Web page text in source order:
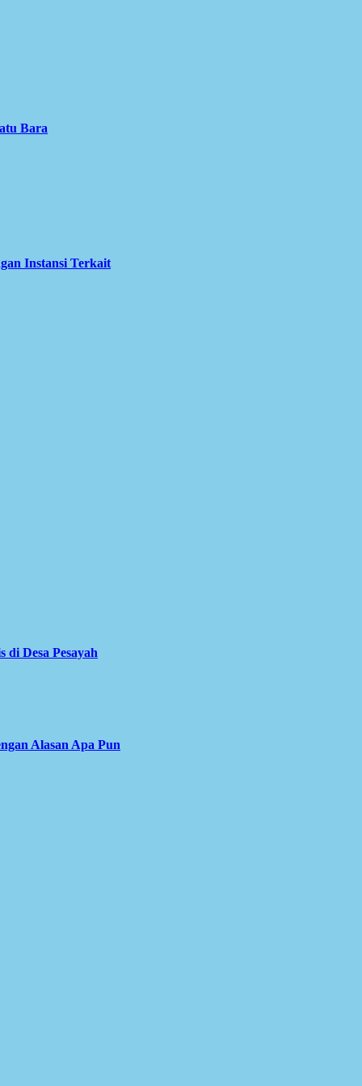
Bara
Instansi Terkait
Desa Pesayah
Alasan Apa Pun